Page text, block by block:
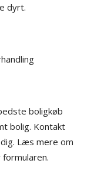
dyrt.
boligkøb
bolig. Kontakt
Læs mere om